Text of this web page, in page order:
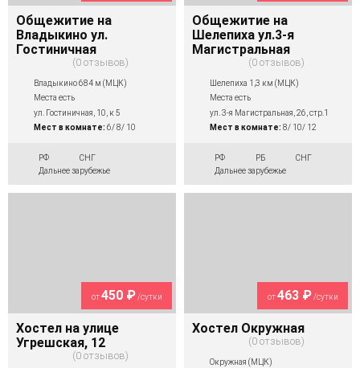
Общежитие на
Владыкино ул.
Гостиничная
0 отзывов
Владыкино 684 м (МЦК)
Места есть
ул. Гостиничная, 10, к 5
Мест в комнате: 6/ 8/ 10
РФ
СНГ
Дальнее зарубежье
Общежитие на
Шелепиха ул.3-я
Магистральная
0 отзывов
Шелепиха 1,3 км (МЦК)
Места есть
ул. 3-я Магистральная, 26, стр.1
Мест в комнате: 8/ 10/ 12
РФ РБ
СНГ
Дальнее зарубежье
от450 ₽/сутки
Хостел на улице
Угрешская, 12
0 отзывов
от463 ₽/сутки
Хостел Окружная
0 отзывов
Окружная (МЦК)